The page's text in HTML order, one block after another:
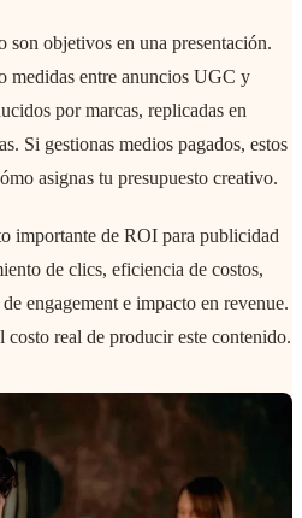
son objetivos en una presentación.
medidas entre anuncios UGC y
por marcas, replicadas en
Si gestionas medios pagados, estos
asignas tu presupuesto creativo.
importante de ROI para publicidad
de clics, eficiencia de costos,
engagement e impacto en revenue.
costo real de producir este contenido.